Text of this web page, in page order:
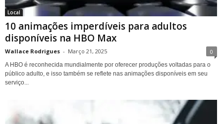
Local
10 animações imperdíveis para adultos
disponíveis na HBO Max
Wallace Rodrigues - Março 21, 2025 0
A HBO é reconhecida mundialmente por oferecer produções voltadas para o
público adulto, e isso também se reflete nas animações disponíveis em seu
serviço...